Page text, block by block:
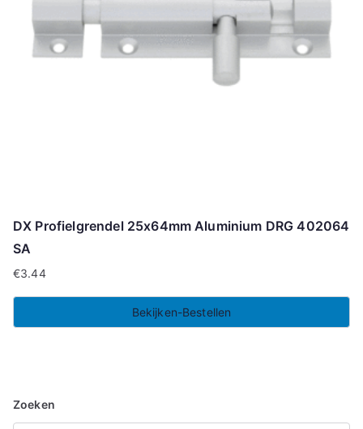
DX Profielgrendel 25x64mm Aluminium DRG 402064
SA
€3.44
Bekijken-Bestellen
Zoeken